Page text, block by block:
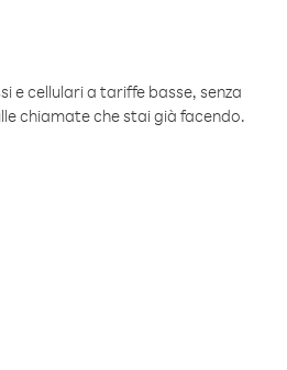
e cellulari a tariffe basse, senza
chiamate che stai già facendo.